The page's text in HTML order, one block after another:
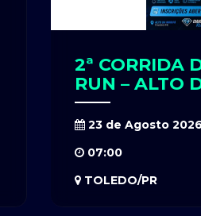
2ª CORRIDA
RUN – ALTO
23 de Agosto 2026
07:00
TOLEDO/PR